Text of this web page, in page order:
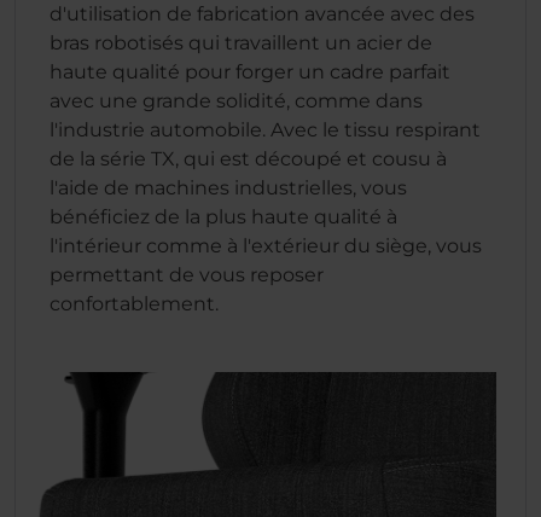
d'utilisation de fabrication avancée avec des
bras robotisés qui travaillent un acier de
haute qualité pour forger un cadre parfait
avec une grande solidité, comme dans
l'industrie automobile. Avec le tissu respirant
de la série TX, qui est découpé et cousu à
l'aide de machines industrielles, vous
bénéficiez de la plus haute qualité à
l'intérieur comme à l'extérieur du siège, vous
permettant de vous reposer
confortablement.